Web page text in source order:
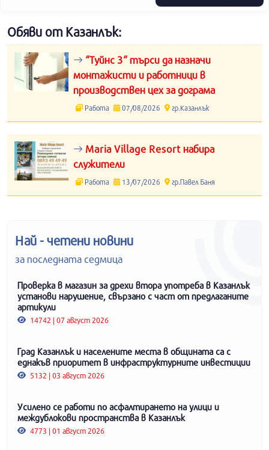
Обяви от Казанлък:
“Туйнс 3“ търси да назначи
монтажисти и работници в
производствен цех за дограма
Работа 07/08/2026 гр.Казанлък
Maria Village Resort набира
служители
Работа 13/07/2026 гр.Павел Баня
Най - четени новини
за последната седмица
Проверка в магазин за дрехи втора употреба в Казанлък
установи нарушение, свързано с част от предлаганите
артикули
14742 | 07 август 2026
Град Казанлък и населените места в общината са с
еднакъв приоритет в инфраструктурните инвестиции
5132 | 03 август 2026
Усилено се работи по асфалтирането на улици и
междублокови пространства в Казанлък
4773 | 01 август 2026